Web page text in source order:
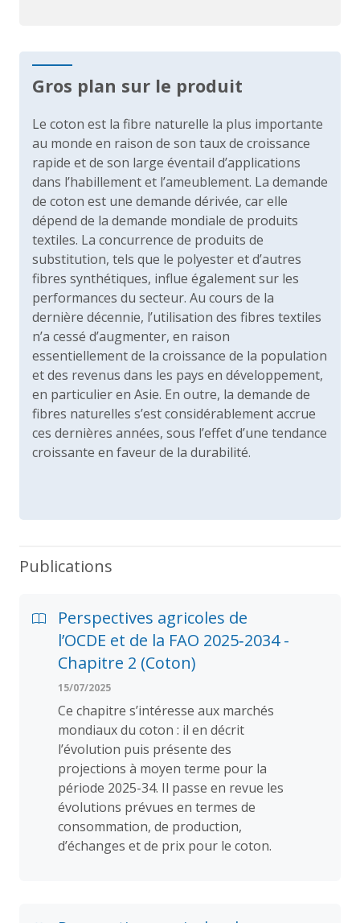
Gros plan sur le produit
Le coton est la fibre naturelle la plus importante
au monde en raison de son taux de croissance
rapide et de son large éventail d’applications
dans l’habillement et l’ameublement. La demande
de coton est une demande dérivée, car elle
dépend de la demande mondiale de produits
textiles. La concurrence de produits de
substitution, tels que le polyester et d’autres
fibres synthétiques, influe également sur les
performances du secteur. Au cours de la
dernière décennie, l’utilisation des fibres textiles
n’a cessé d’augmenter, en raison
essentiellement de la croissance de la population
et des revenus dans les pays en développement,
en particulier en Asie. En outre, la demande de
fibres naturelles s’est considérablement accrue
ces dernières années, sous l’effet d’une tendance
croissante en faveur de la durabilité.
Publications
Perspectives agricoles de
l’OCDE et de la FAO 2025‑2034 -
Chapitre 2 (Coton)
15/07/2025
Ce chapitre s’intéresse aux marchés
mondiaux du coton : il en décrit
l’évolution puis présente des
projections à moyen terme pour la
période 2025-34. Il passe en revue les
évolutions prévues en termes de
consommation, de production,
d’échanges et de prix pour le coton.